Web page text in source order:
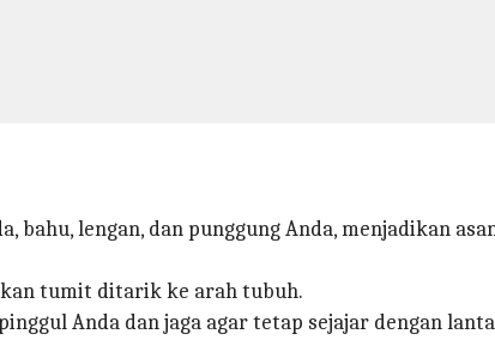
bahu, lengan, dan punggung Anda, menjadikan
tumit ditarik ke arah tubuh.
Anda dan jaga agar tetap sejajar dengan